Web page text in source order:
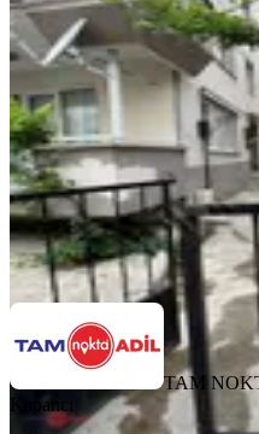
Bergama,
3+1·140 m²·
3.250.000 ₺
TAM NOKTA ADİLSadık
Ara
TAM
Kapancı